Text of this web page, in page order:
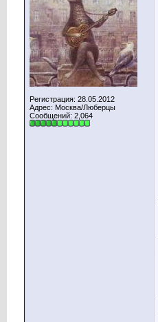
Регистрация: 28.05.2012
Адрес: Москва/Люберцы
Сообщений: 2,064